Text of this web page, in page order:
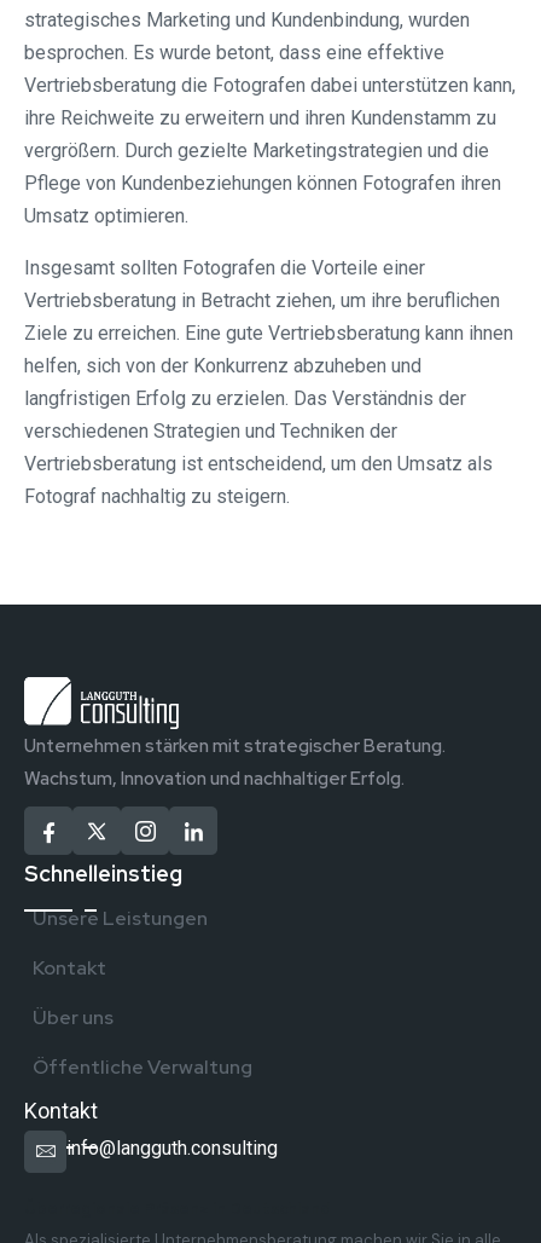
strategisches Marketing und Kundenbindung, wurden
besprochen. Es wurde betont, dass eine effektive
Vertriebsberatung die Fotografen dabei unterstützen kann,
ihre Reichweite zu erweitern und ihren Kundenstamm zu
vergrößern. Durch gezielte Marketingstrategien und die
Pflege von Kundenbeziehungen können Fotografen ihren
Umsatz optimieren.
Insgesamt sollten Fotografen die Vorteile einer
Vertriebsberatung in Betracht ziehen, um ihre beruflichen
Ziele zu erreichen. Eine gute Vertriebsberatung kann ihnen
helfen, sich von der Konkurrenz abzuheben und
langfristigen Erfolg zu erzielen. Das Verständnis der
verschiedenen Strategien und Techniken der
Vertriebsberatung ist entscheidend, um den Umsatz als
Fotograf nachhaltig zu steigern.
Unternehmen stärken mit strategischer Beratung.
Wachstum, Innovation und nachhaltiger Erfolg.
Schnelleinstieg
Unsere Leistungen
Kontakt
Über uns
Öffentliche Verwaltung
Kontakt
info@langguth.consulting